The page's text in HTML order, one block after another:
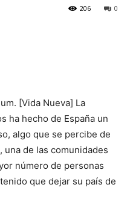
0
206
[Vida Nueva] La
ha hecho de España un
algo que se percibe de
una de las comunidades
número de personas
que dejar su país de